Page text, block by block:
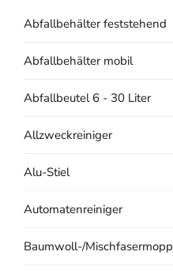
Abfallbehälter feststehend
Abfallbehälter mobil
Abfallbeutel 6 - 30 Liter
Allzweckreiniger
Alu-Stiel
Automatenreiniger
Baumwoll-/Mischfasermopp